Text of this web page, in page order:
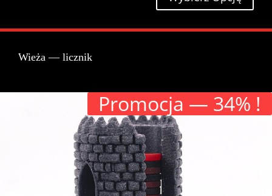
do
Wieża — licznik
Pro­moc­ja — 34% !